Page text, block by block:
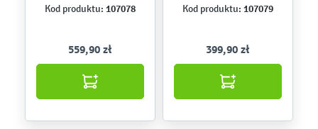
Kod produktu: 107078
559,90 zł
Kod produktu: 107079
399,90 zł